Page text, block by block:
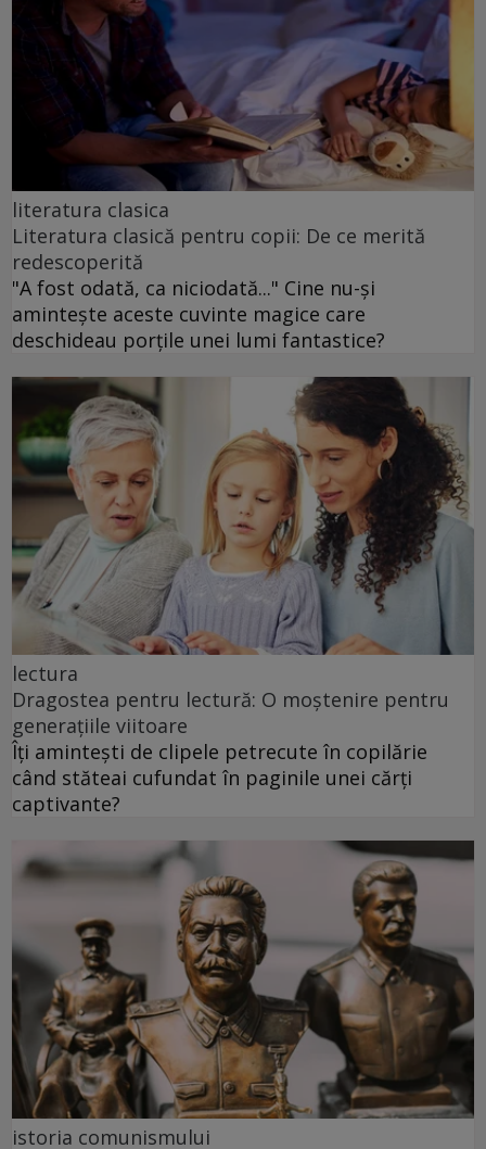
literatura clasica
Literatura clasică pentru copii: De ce merită
redescoperită
"A fost odată, ca niciodată..." Cine nu-și
amintește aceste cuvinte magice care
deschideau porțile unei lumi fantastice?
lectura
Dragostea pentru lectură: O moștenire pentru
generațiile viitoare
Îți amintești de clipele petrecute în copilărie
când stăteai cufundat în paginile unei cărți
captivante?
istoria comunismului